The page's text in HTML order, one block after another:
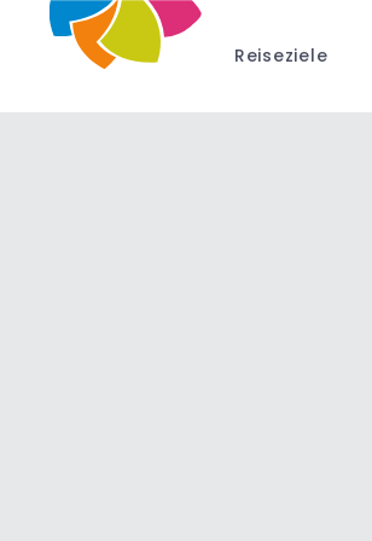
Reiseziele